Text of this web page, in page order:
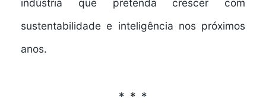
indústria que pretenda crescer com
sustentabilidade e inteligência nos próximos
anos.